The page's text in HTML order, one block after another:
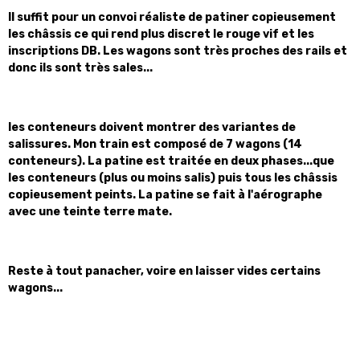
Il suffit pour un convoi réaliste de patiner copieusement
les châssis ce qui rend plus discret le rouge vif et les
inscriptions DB. Les wagons sont très proches des rails et
donc ils sont très sales...
les conteneurs doivent montrer des variantes de
salissures. Mon train est composé de 7 wagons (14
conteneurs). La patine est traitée en deux phases...que
les conteneurs (plus ou moins salis) puis tous les châssis
copieusement peints. La patine se fait à l'aérographe
avec une teinte terre mate.
Reste à tout panacher, voire en laisser vides certains
wagons...